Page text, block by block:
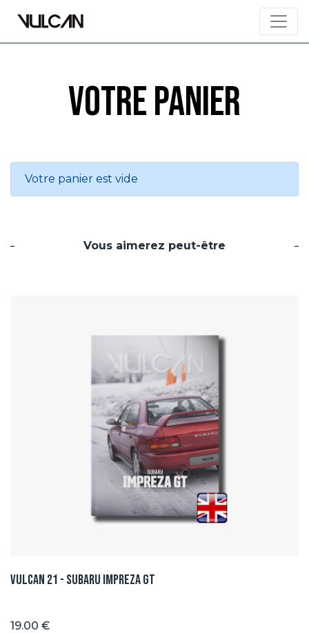
Votre panier
Votre panier est vide
Vous aimerez peut-être
Vulcan 21 - Subaru Impreza GT
19.00 €